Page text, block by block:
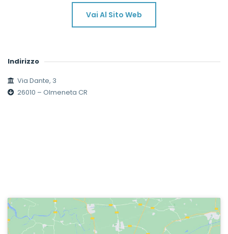
Vai Al Sito Web
Indirizzo
Via Dante, 3
26010 – Olmeneta CR